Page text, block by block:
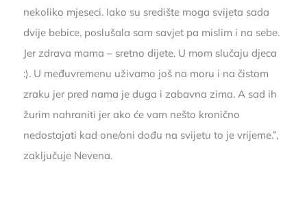
nekoliko mjeseci. Iako su središte moga svijeta sada
dvije bebice, poslušala sam savjet pa mislim i na sebe.
Jer zdrava mama – sretno dijete. U mom slučaju djeca
:). U međuvremenu uživamo još na moru i na čistom
zraku jer pred nama je duga i zabavna zima. A sad ih
žurim nahraniti jer ako će vam nešto kronično
nedostajati kad one/oni dođu na svijetu to je vrijeme.”,
zaključuje Nevena.